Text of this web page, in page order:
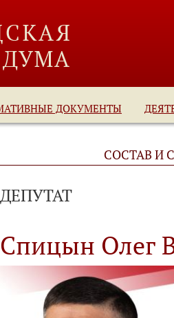
ДОКУМЕНТЫ
СОСТАВ И
ДЕПУТАТ
Спицын Олег